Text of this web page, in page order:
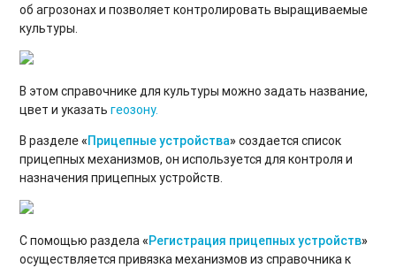
об агрозонах и позволяет контролировать выращиваемые
культуры.
В этом справочнике для культуры можно задать название,
цвет и указатьгеозону.
В разделе«Прицепные устройства» создается список
прицепных механизмов, он используется для контроля и
назначения прицепных устройств.
С помощью раздела«Регистрация прицепных устройств»
осуществляется привязка механизмов из справочника к